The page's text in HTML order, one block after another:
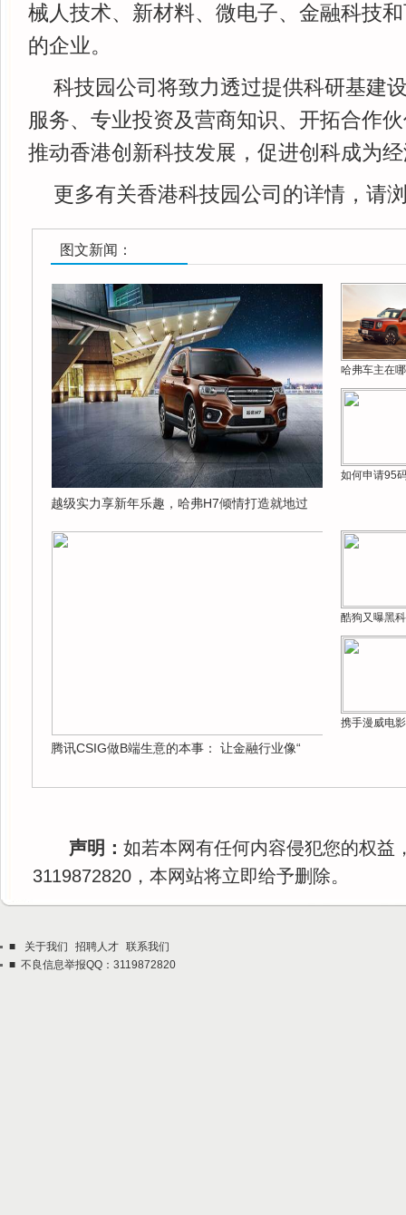
械人技术、新材料、微电子、金融科技
的企业。
科技园公司将致力透过提供科研基建
服务、专业投资及营商知识、开拓合作
推动香港创新科技发展，促进创科成为
更多有关香港科技园公司的详情，请
图文新闻：
越级实力享新年乐趣，哈弗H7倾情打造就地过
哈弗车主在
如何申请95
腾讯CSIG做B端生意的本事： 让金融行业像“
酷狗又曝黑
携手漫威电
声明： 如若本网有任何内容侵犯您的权益
3119872820，本网站将立即给予删除。
■ 关于我们 招聘人才 联系我们
■ 不良信息举报QQ：3119872820